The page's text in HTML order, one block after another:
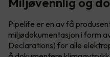
Pipelife er en av få
miljødokumentasjon i form
Declarations) for alle